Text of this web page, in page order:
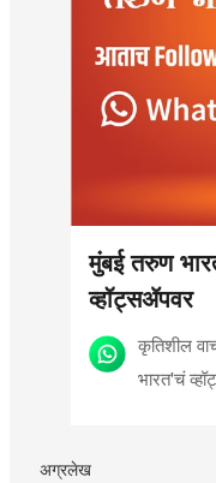
मुंबई तरुण
व्हॉट्सॲपवर
कृतिशील
भारत'चं
अग्रलेख